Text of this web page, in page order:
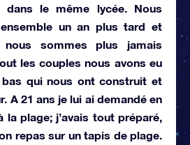
dans le même lycée. Nous
un an plus tard et
sommes plus jamais
les couples nous avons eu
qui nous ont construit et
A 21 ans je lui ai demandé en
la plage; j’avais tout préparé,
repas sur un tapis de plage.